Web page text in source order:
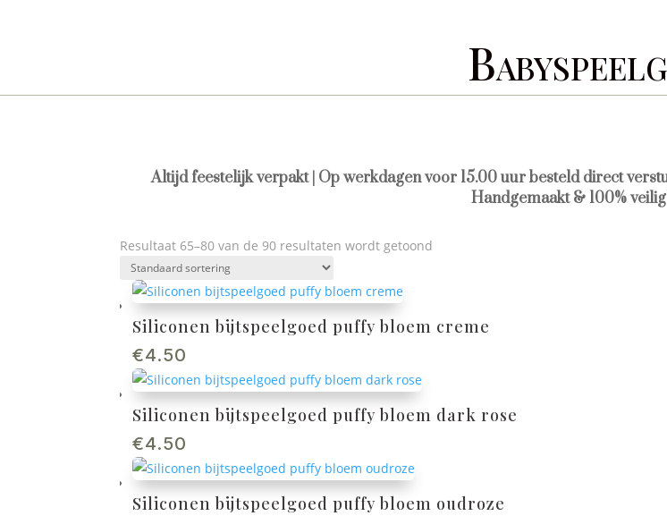
Altijd feestelijk verpakt | Op werkdagen voor 15.00 uur besteld direct
Handgemaakt & 100%
Resultaat 65–80 van de 90 resultaten wordt getoond
Siliconen bijtspeelgoed puffy bloem creme
€4.50
Siliconen bijtspeelgoed puffy bloem dark rose
€4.50
Siliconen bijtspeelgoed puffy bloem oudroze